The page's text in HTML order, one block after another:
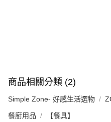
易，需依本服務之必要範圍內提供
３．未成年的使用者請事先徵得法
時審查核予不同之上限額度；若仍有
５．嚴禁一人註冊多個帳號或使用他
商品相關分類 (2)
Simple Zone- 好感生活選物
餐廚用品 【餐具】